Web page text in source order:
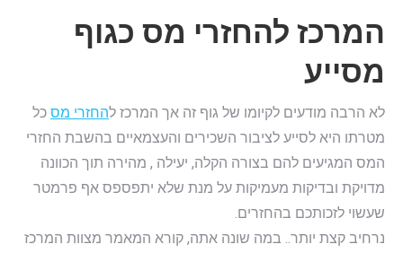
המרכז להחזרי מס כגוף
מסייע
לא הרבה מודעים לקיומו של גוף זה אך המרכז להחזרי מס כל
מטרתו היא לסייע לציבור השכירים והעצמאיים בהשבת החזרי
המס המגיעים להם בצורה הקלה, יעילה , מהירה תוך הכוונה
מדויקת ובדיקות מעמיקות על מנת שלא יתפספס אף פרמטר
שעשוי לזכותכם בהחזרים.
נרחיב קצת יותר.. במה שונה אתה, קורא המאמר מצוות המרכז